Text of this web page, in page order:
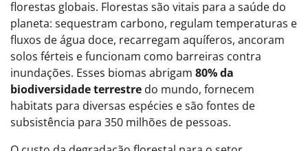
florestas globais. Florestas são vitais para a saúde do
planeta: sequestram carbono, regulam temperaturas e
fluxos de água doce, recarregam aquíferos, ancoram
solos férteis e funcionam como barreiras contra
inundações. Esses biomas abrigam 80% da
biodiversidade terrestre do mundo, fornecem
habitats para diversas espécies e são fontes de
subsistência para 350 milhões de pessoas.